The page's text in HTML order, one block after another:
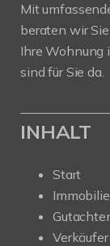
Mit
beraten wir
Ihre Wohnung
sind für Sie da.
INHALT
Start